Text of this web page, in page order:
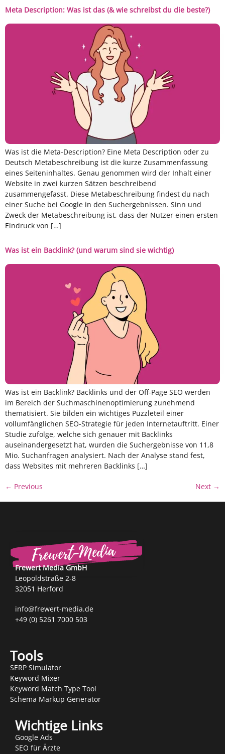
Meta Description: Was ist das (& wie schreibst du die beste?)
Was ist die Meta-Description? Eine Meta Description oder zu
Deutsch Metabeschreibung ist die kurze Zusammenfassung
eines Seiteninhaltes. Genau genommen wird der Inhalt einer
Website in zwei kurzen Sätzen beschreibend
zusammengefasst. Diese Metabeschreibung findest du nach
einer Suche bei Google in den Suchergebnissen. Sinn und
Zweck der Metabeschreibung ist, dass der Nutzer einen ersten
Eindruck von […]
Was ist ein Backlink? (und warum sind sie wichtig)
Was ist ein Backlink? Backlinks und der Off-Page SEO werden
im Bereich der Suchmaschinenoptimierung zunehmend
thematisiert. Sie bilden ein wichtiges Puzzleteil einer
vollumfänglichen SEO-Strategie für jeden Internetauftritt. Einer
Studie zufolge, welche sich genauer mit Backlinks
auseinandergesetzt hat, wurden die Suchergebnisse von 11,8
Mio. Suchanfragen analysiert. Nach der Analyse stand fest,
dass Websites mit mehreren Backlinks […]
← Previous Next →
Frewert Media GmbH
Leopoldstraße 2-8
32051 Herford
info@frewert-media.de
+49 (0) 5261 7000 503
Tools
SERP Simulator
Keyword Mixer
Keyword Match Type Tool
Schema Markup Generator
Wichtige Links
Google Ads
SEO für Ärzte